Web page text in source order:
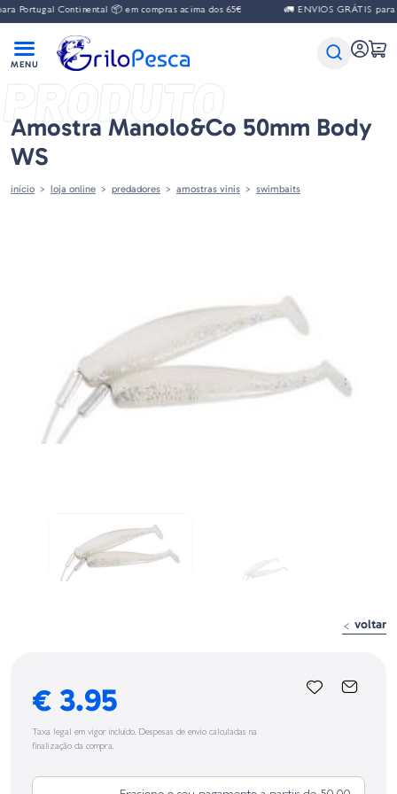
Portugal Continental 📦 em compras acima dos 65€ 🚛 ENVIOS GRÁTIS para
PRODUTO
Amostra Manolo&co 50mm Body
WS
início loja online predadores amostras vinis swimbaits
voltar
€ 3.95
Taxa legal em vigor incluído. Despesas de envio calculadas na
finalização da compra.